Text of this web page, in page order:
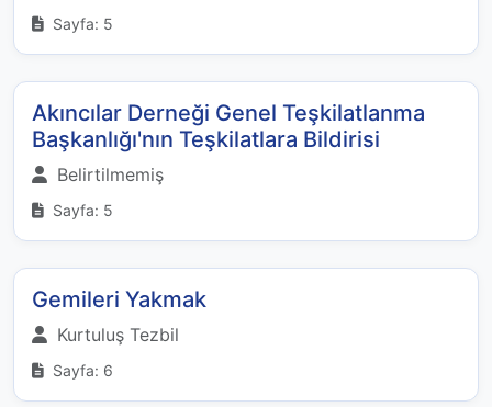
Sayfa: 5
Akıncılar Derneği Genel Teşkilatlanma
Başkanlığı'nın Teşkilatlara Bildirisi
Belirtilmemiş
Sayfa: 5
Gemileri Yakmak
Kurtuluş Tezbil
Sayfa: 6